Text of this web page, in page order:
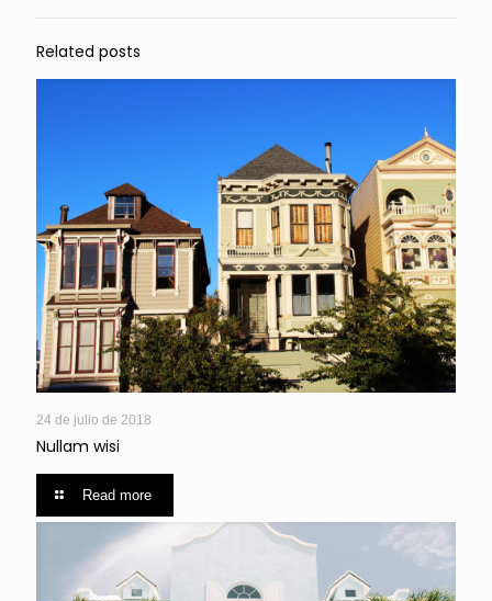
Related posts
24 de julio de 2018
Nullam wisi
Read more